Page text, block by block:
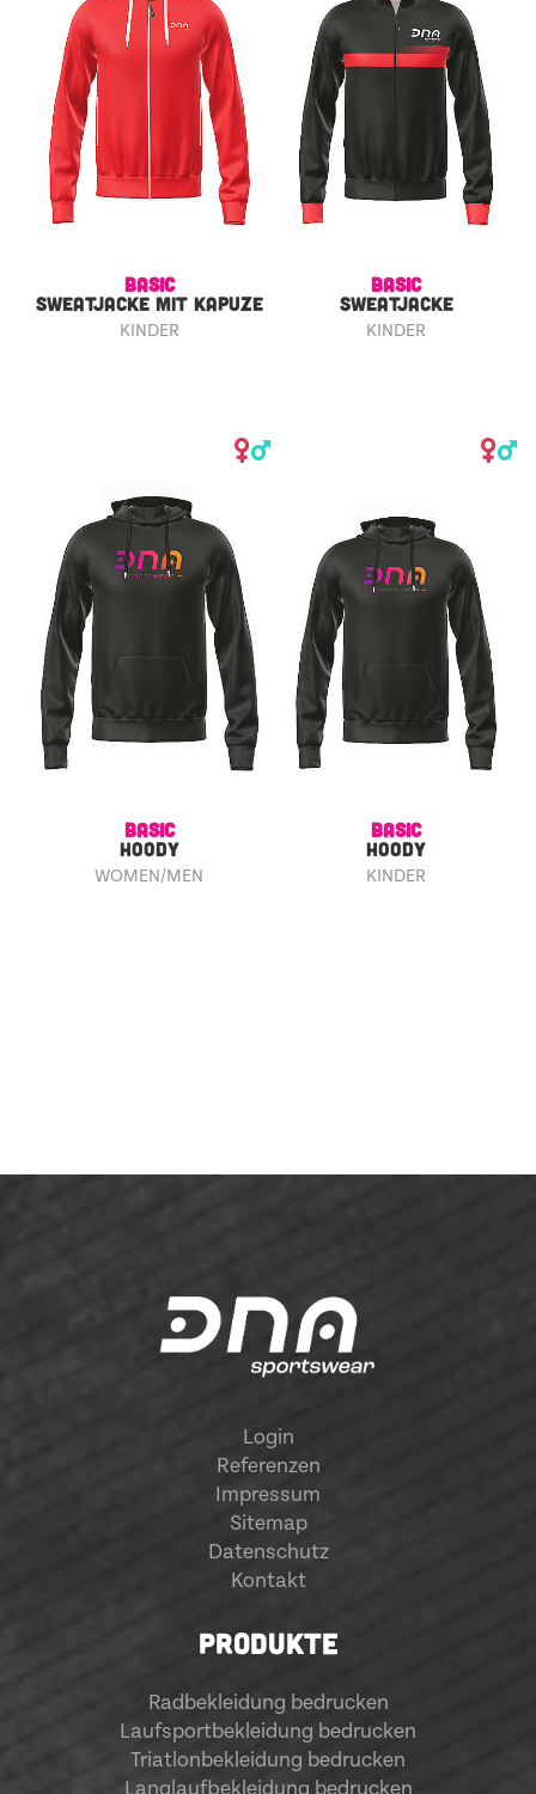
BASIC
SWEATJACKE MIT KAPUZE
KINDER
BASIC
SWEATJACKE
KINDER
BASIC
HOODY
WOMEN/MEN
BASIC
HOODY
KINDER
Login
Referenzen
Impressum
Sitemap
Datenschutz
Kontakt
PRODUKTE
Radbekleidung bedrucken
Laufsportbekleidung bedrucken
Triatlonbekleidung bedrucken
Langlaufbekleidung bedrucken